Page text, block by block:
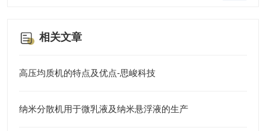
相关文章
高压均质机的特点及优点-思峻科技
纳米分散机用于微乳液及纳米悬浮液的生产